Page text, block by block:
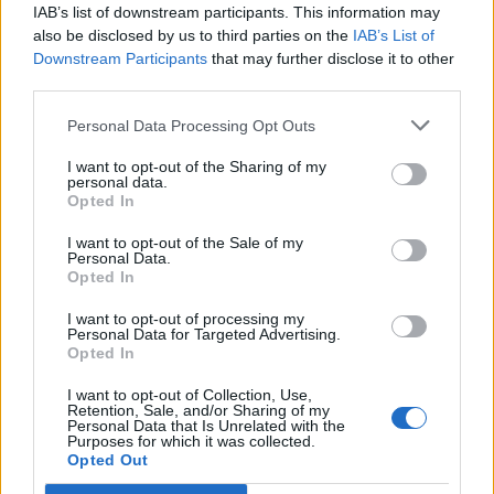
IAB’s list of downstream participants. This information may
also be disclosed by us to third parties on the IAB’s List of
Downstream Participants that may further disclose it to other
Personal Data Processing Opt Outs
I want to opt-out of the Sharing of my
personal data.
Opted In
I want to opt-out of the Sale of my
Personal Data.
Opted In
I want to opt-out of processing my
Personal Data for Targeted Advertising.
Opted In
I want to opt-out of Collection, Use,
Retention, Sale, and/or Sharing of my
Personal Data that Is Unrelated with the
Purposes for which it was collected.
Opted Out
σύνδεσης του σήμερα της
Μυτιλήνης με το χθες
Μια έκθεση διοργανωμένη από τον
ΜΟΥΣΙΚΗ
Η γιορτή της τράτας ζωντάνεψε
ξανά στη Σκάλα Πολιχνίτου
Η αναπαράσταση του παλιού
αλιευτικού εθίμου, οι
παραδοσιακοί χοροί και η μουσική
γέμισαν το λιμάνι το βράδυ της 6ης
Αυγούστου
«Ένα βιβλίο, ένα χαμόγελο» για
τα παιδιά του Κοινωνικού
Φροντιστηρίου Μυτιλήνης
Βραβεύτηκαν οι μαθητές για την
προσπάθειά τους – Ο Ματίν, παιδί